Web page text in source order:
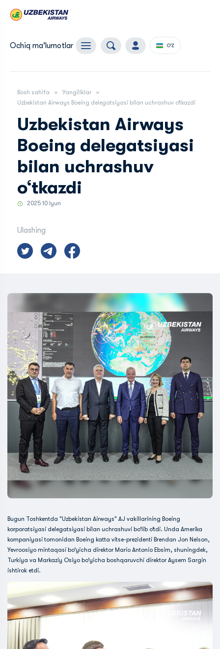
Ochiq ma'lumotlar O'Z
Bosh sahifa
Yangiliklar
Uzbekistan Airways Boeing delegatsiyasi bilan uchrashuv o‘tkazdi
Uzbekistan Airways
Boeing delegatsiyasi
bilan uchrashuv
o‘tkazdi
2025 10 Iyun
Ulashing
Bugun Toshkentda "Uzbekistan Airways" AJ vakillarining Boeing
korporatsiyasi delegatsiyasi bilan uchrashuvi bo‘lib o‘tdi. Unda Amerika
kompaniyasi tomonidan Boeing katta vitse-prezidenti Brendan Jon Nelson,
Yevroosiyo mintaqasi bo‘yicha direktor Mario Antonio Ebsim, shuningdek,
Turkiya va Markaziy Osiyo bo‘yicha boshqaruvchi direktor Aysem Sargin
ishtirok etdi.